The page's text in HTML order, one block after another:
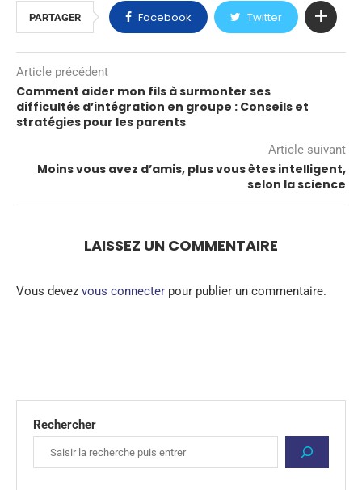
PARTAGER Facebook Twitter
Article précédent
Comment aider mon fils à surmonter ses
difficultés d’intégration en groupe : Conseils et
stratégies pour les parents
Article suivant
Moins vous avez d’amis, plus vous êtes intelligent,
selon la science
LAISSEZ UN COMMENTAIRE
Vous devez vous connecter pour publier un commentaire.
Rechercher